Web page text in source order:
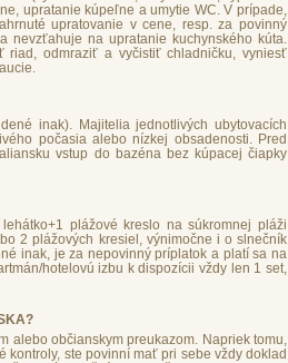
upratanie kúpeľne a umytie WC. V prípade,
upratovanie v cene, resp. za povinný
nevzťahuje na upratanie kuchynského kúta.
riad, odmraziť a vyčistiť chladničku, vyniesť
inak). Majitelia jednotlivých ubytovacích
počasia alebo nízkej obsadenosti. Pred
vstup do bazéna bez kúpacej čiapky
plážové kreslo na súkromnej pláži
2 plážových kresiel, výnimočne i o slnečník
inak, je za nepovinný príplatok a platí sa na
hotelovú izbu k dispozícii vždy len 1 set,
alebo občianskym preukazom. Napriek tomu,
kontroly, ste povinní mať pri sebe vždy doklad